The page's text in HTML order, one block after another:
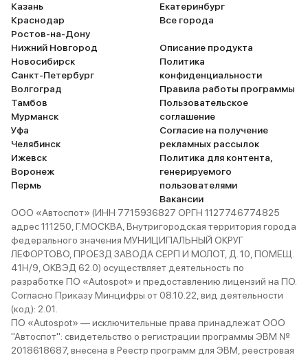
Казань
Краснодар
Ростов-на-Дону
Нижний Новгород
Новосибирск
Санкт-Петербург
Волгоград
Тамбов
Мурманск
Уфа
Челябинск
Ижевск
Воронеж
Пермь
Екатеринбург
Все города
Описание продукта
Политика
конфиденциальности
Правила работы программы
Пользовательское
соглашение
Согласие на получение
рекламных рассылок
Политика для контента,
генерируемого
пользователями
Вакансии
ООО «Автоспот» (ИНН 7715936827 ОРГН 1127746774825
адрес 111250, Г.МОСКВА, Внутригородская территория города
федерального значения МУНИЦИПАЛЬНЫЙ ОКРУГ
ЛЕФОРТОВО, ПРОЕЗД ЗАВОДА СЕРП И МОЛОТ, Д. 10, ПОМЕЩ.
41Н/9, ОКВЭД 62.0) осуществляет деятельность по
разработке ПО «Autospot» и предоставлению лицензий на ПО.
Согласно Приказу Минцифры от 08.10.22, вид деятельности
(код): 2.01.
ПО «Autospot» — исключительные права принадлежат ООО
"Автоспот": свидетельство о регистрации программы ЭВМ №
2018618687, внесена в Реестр программ для ЭВМ, реестровая